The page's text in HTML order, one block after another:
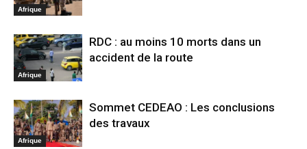
Afrique
Afrique
RDC : au moins 10 morts dans un
accident de la route
Afrique
Sommet CEDEAO : Les conclusions
des travaux